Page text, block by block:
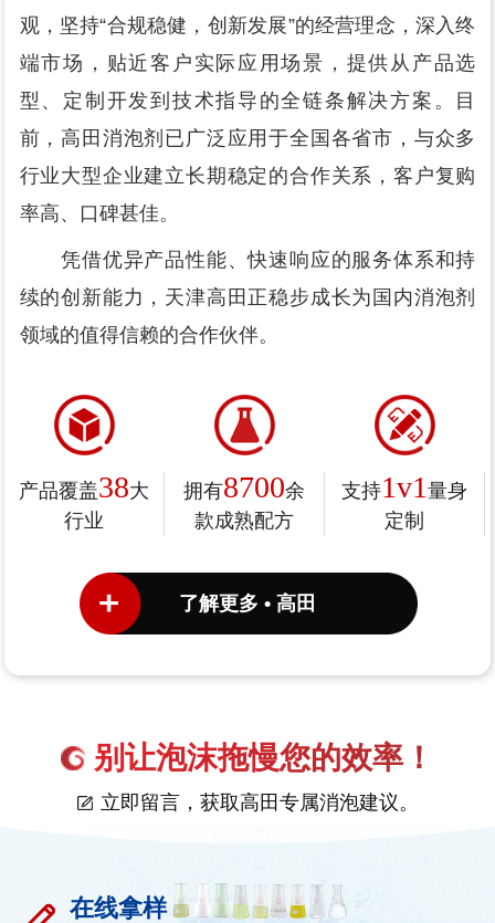
观，坚持“合规稳健，创新发展”的经营理念，深入终
端市场，贴近客户实际应用场景，提供从产品选
型、定制开发到技术指导的全链条解决方案。目
前，高田消泡剂已广泛应用于全国各省市，与众多
行业大型企业建立长期稳定的合作关系，客户复购
率高、口碑甚佳。
凭借优异产品性能、快速响应的服务体系和持
续的创新能力，天津高田正稳步成长为国内消泡剂
领域的值得信赖的合作伙伴。
产品覆盖38大
行业
拥有8700余
款成熟配方
支持1v1 量身
定制
了解更多 • 高田
别让泡沫拖慢您的效率！
立即留言，获取高田专属消泡建议。
在线拿样